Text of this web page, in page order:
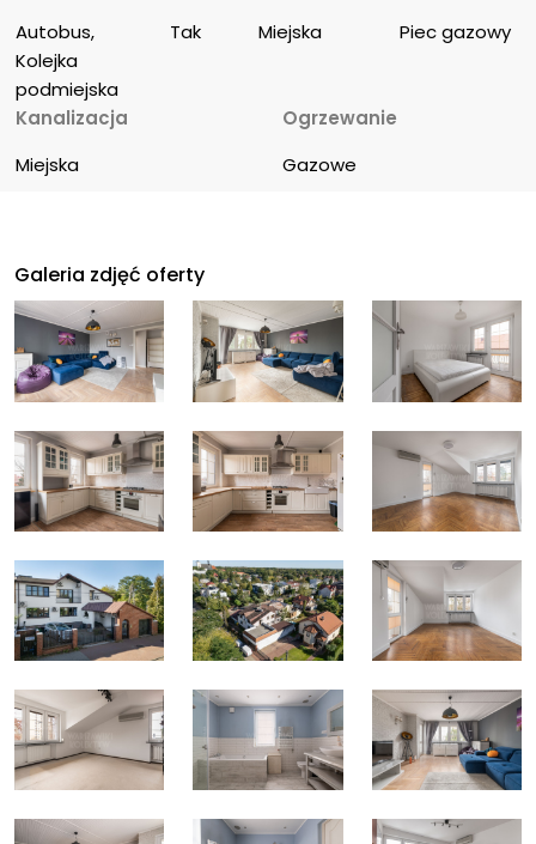
Autobus,
Kolejka
podmiejska
Tak
Miejska
Piec gazowy
Kanalizacja
Miejska
Ogrzewanie
Gazowe
Galeria zdjęć oferty